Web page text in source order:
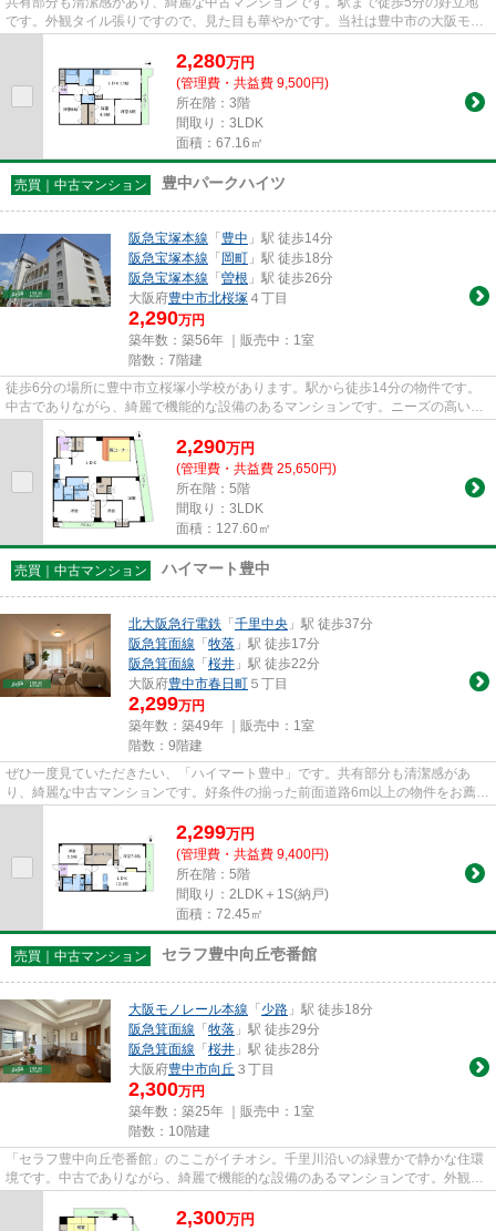
です。外観タイル張りですので、見た目も華やかです。当社は豊中市の大阪モノ
2,280万円
(管理費・共益費 9,500円)
所在階：3階
間取り：3LDK
面積：67.16㎡
売買｜中古マンション 豊中パークハイツ
阪急宝塚本線 「 豊中 」駅 徒歩14分
阪急宝塚本線 「 岡町 」駅 徒歩18分
阪急宝塚本線 「 曽根 」駅 徒歩26分
大阪府豊中市北桜塚 ４丁目
2,290万円
築年数：築56年 ｜販売中： 1室
階数：7階建
徒歩6分の場所に豊中市立桜塚小学校があります。駅から徒歩14分の物件です。
中古でありながら、綺麗で機能的な設備のあるマンションです。ニーズの高いエ
2,290万円
(管理費・共益費 25,650円)
所在階：5階
間取り：3LDK
面積：127.60㎡
売買｜中古マンション ハイマート豊中
北大阪急行電鉄 「 千里中央 」駅 徒歩37分
阪急箕面線 「 牧落 」駅 徒歩17分
阪急箕面線 「 桜井 」駅 徒歩22分
大阪府豊中市春日町 ５丁目
2,299万円
築年数：築49年 ｜販売中： 1室
階数：9階建
ぜひ一度見ていただきたい、「ハイマート豊中」です。共有部分も清潔感があ
り、綺麗な中古マンションです。好条件の揃った前面道路6m以上の物件をお薦め
2,299万円
(管理費・共益費 9,400円)
所在階：5階
間取り：2LDK＋1S(納戸)
面積：72.45㎡
売買｜中古マンション セラフ豊中向丘壱番館
大阪モノレール本線 「 少路 」駅 徒歩18分
阪急箕面線 「 牧落 」駅 徒歩29分
阪急箕面線 「 桜井 」駅 徒歩28分
大阪府豊中市向丘 ３丁目
2,300万円
築年数：築25年 ｜販売中： 1室
階数：10階建
「セラフ豊中向丘壱番館」のここがイチオシ。千里川沿いの緑豊かで静かな住環
境です。中古でありながら、綺麗で機能的な設備のあるマンションです。外観タ
2,300万円